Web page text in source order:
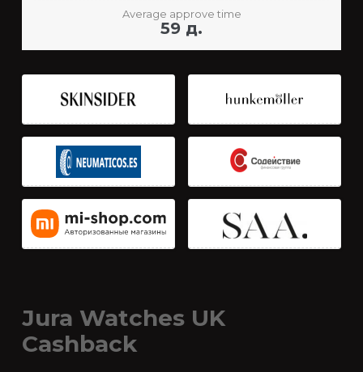
Average approve time
59 д.
Jura Watches UK
Cashback